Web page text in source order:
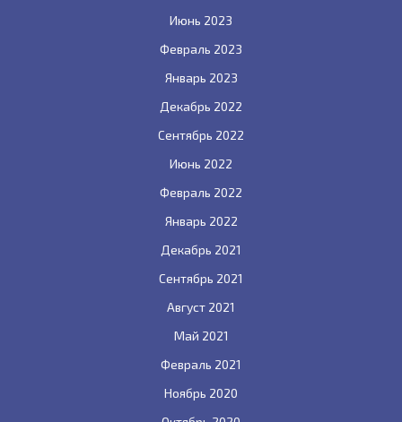
Июнь 2023
Февраль 2023
Январь 2023
Декабрь 2022
Сентябрь 2022
Июнь 2022
Февраль 2022
Январь 2022
Декабрь 2021
Сентябрь 2021
Август 2021
Май 2021
Февраль 2021
Ноябрь 2020